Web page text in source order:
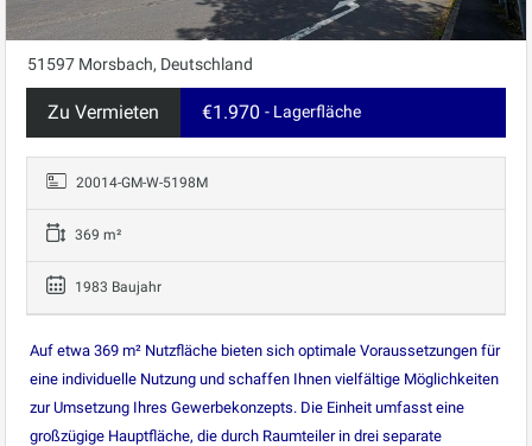
51597 Morsbach, Deutschland
Zu Vermieten €1.970 - Lagerfläche
20014-GM-W-5198M
369 m²
1983 Baujahr
Auf etwa 369 m² Nutzfläche bieten sich optimale Voraussetzungen für
eine individuelle Nutzung und schaffen Ihnen vielfältige Möglichkeiten
zur Umsetzung Ihres Gewerbekonzepts. Die Einheit umfasst eine
großzügige Hauptfläche, die durch Raumteiler in drei separate